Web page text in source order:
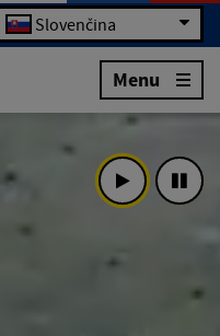
Slovenčina
Menu